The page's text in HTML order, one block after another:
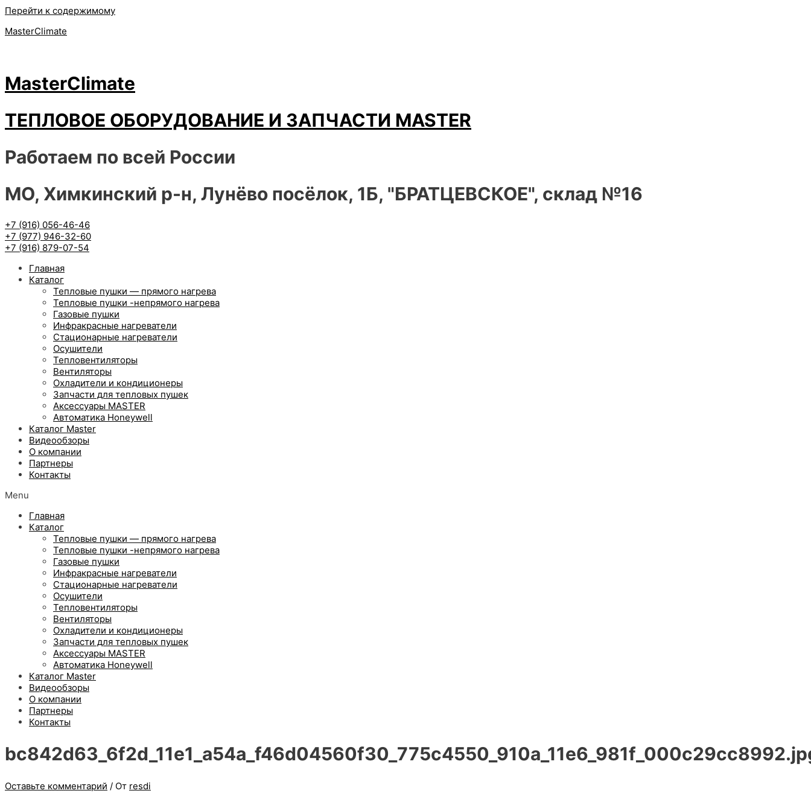
Перейти к содержимому
MasterClimate
MasterClimate
ТЕПЛОВОЕ ОБОРУДОВАНИЕ И ЗАПЧАСТИ MASTER
Работаем по всей России
МО, Химкинский р-н, Лунёво посёлок, 1Б, "БРАТЦЕВСКОЕ", склад №16
+7 (916) 056-46-46
+7 (977) 946-32-60
+7 (916) 879-07-54
Главная
Каталог
Тепловые пушки — прямого нагрева
Тепловые пушки -непрямого нагрева
Газовые пушки
Инфракрасные нагреватели
Стационарные нагреватели
Осушители
Тепловентиляторы
Вентиляторы
Охладители и кондиционеры
Запчасти для тепловых пушек
Аксессуары MASTER
Автоматика Honeywell
Каталог Master
Видеообзоры
О компании
Партнеры
Контакты
Menu
Главная
Каталог
Тепловые пушки — прямого нагрева
Тепловые пушки -непрямого нагрева
Газовые пушки
Инфракрасные нагреватели
Стационарные нагреватели
Осушители
Тепловентиляторы
Вентиляторы
Охладители и кондиционеры
Запчасти для тепловых пушек
Аксессуары MASTER
Автоматика Honeywell
Каталог Master
Видеообзоры
О компании
Партнеры
Контакты
Оставьте комментарий / От resdi